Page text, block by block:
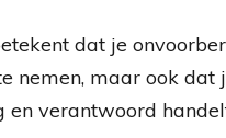
dat je
nemen, maar ook
verantwoord